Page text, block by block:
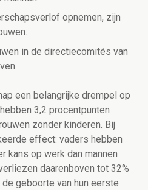
opnemen, zijn
in de directiecomités van
een belangrijke drempel op
3,2 procentpunten
zonder kinderen. Bij
effect: vaders hebben
kans op werk dan mannen
daarenboven tot 32%
geboorte van hun eerste